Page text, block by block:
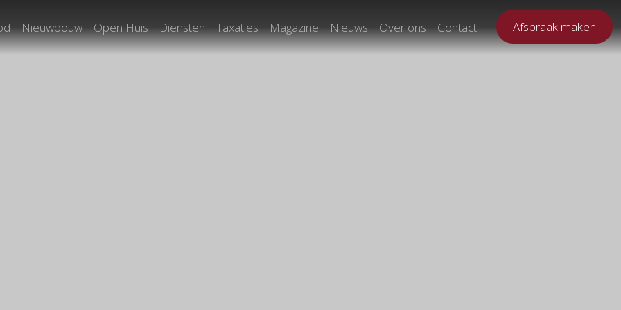
Nieuwbouw Open Huis Diensten Taxaties Magazine Nieuws Over ons Contact Afspraak maken